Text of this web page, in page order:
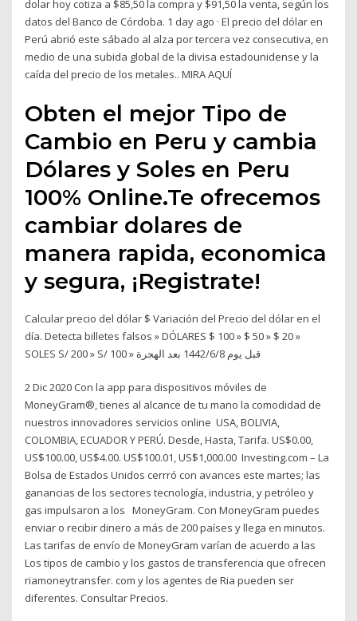
dolar hoy cotiza a $85,50 la compra y $91,50 la venta, según los
datos del Banco de Córdoba. 1 day ago · El precio del dólar en
Perú abrió este sábado al alza por tercera vez consecutiva, en
medio de una subida global de la divisa estadounidense y la
caída del precio de los metales.. MIRA AQUÍ
Obten el mejor Tipo de
Cambio en Peru y cambia
Dólares y Soles en Peru
100% Online.Te ofrecemos
cambiar dolares de
manera rapida, economica
y segura, ¡Registrate!
Calcular precio del dólar $ Variación del Precio del dólar en el
día. Detecta billetes falsos » DÓLARES $ 100 » $ 50 » $ 20 »
SOLES S/ 200 » S/ 100 » قبل يوم 8‏‏/6‏‏/1442 بعد الهجرة
2 Dic 2020 Con la app para dispositivos móviles de
MoneyGram®, tienes al alcance de tu mano la comodidad de
nuestros innovadores servicios online USA, BOLIVIA,
COLOMBIA, ECUADOR Y PERÚ. Desde, Hasta, Tarifa. US$0.00,
US$100.00, US$4.00. US$100.01, US$1,000.00 Investing.com – La
Bolsa de Estados Unidos cerrró con avances este martes; las
ganancias de los sectores tecnología, industria, y petróleo y
gas impulsaron a los MoneyGram. Con MoneyGram puedes
enviar o recibir dinero a más de 200 países y llega en minutos.
Las tarifas de envío de MoneyGram varían de acuerdo a las
Los tipos de cambio y los gastos de transferencia que ofrecen
riamoneytransfer. com y los agentes de Ria pueden ser
diferentes. Consultar Precios.